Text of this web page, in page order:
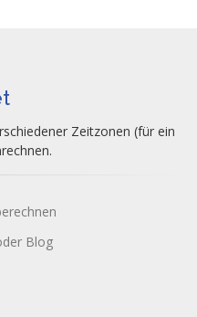
Zeitzonen (für ein
Blog